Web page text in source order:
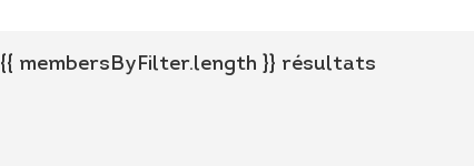
{{ membersByFilter.length }} résultats